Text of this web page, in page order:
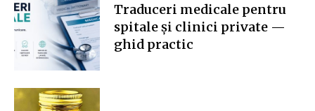
Traduceri medicale pentru
spitale și clinici private —
ghid practic